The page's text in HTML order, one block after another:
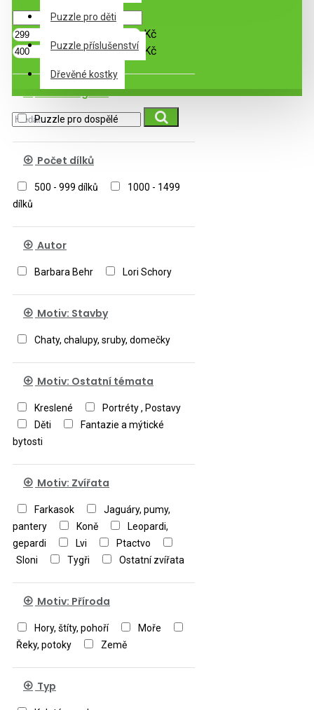
Puzzle pro děti
Puzzle příslušenství
Dřevěné kostky
Kč
Kč
Podkategorie
Puzzle pro dospělé
Počet dílků
500 - 999 dílků
1000 - 1499
dílků
Autor
Barbara Behr Lori Schory
Motiv: Stavby
Chaty, chalupy, sruby, domečky
Motiv: Ostatní témata
Kreslené
Portréty , Postavy
Děti
Fantazie a mýtické
bytosti
Motiv: Zvířata
Farkasok
Jaguáry, pumy,
pantery
Koně
Leopardi,
gepardi
Lvi
Ptactvo
Sloni
Tygři Ostatní zvířata
Motiv: Příroda
Hory, štíty, pohoří
Moře
Řeky, potoky
Země
Typ